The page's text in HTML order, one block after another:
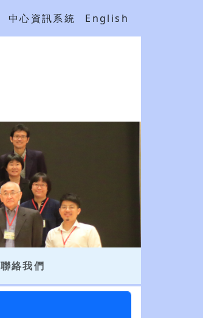
中心資訊系統 English
聯絡我們